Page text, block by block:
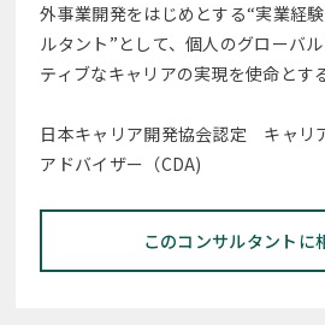
外事業開発をはじめとする“実業経
ルタント”として、個人のグローバ
ティブなキャリアの実現を使命とす
日本キャリア開発協会認定 キャリ
アドバイザー（CDA)
このコンサルタントに